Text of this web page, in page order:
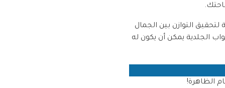
التوازن بين الجمال
الجلدية يمكن أن يكون له
الظاهرة!